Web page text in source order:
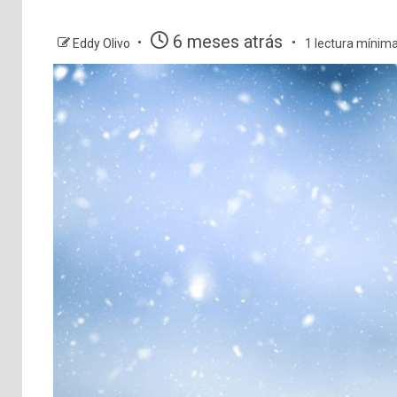
Eddy Olivo 6 meses atrás 1 lectura